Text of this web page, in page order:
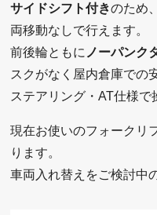
サイドシフト付きのため
両移動なしで行えます。
前後輪ともに ノーパンク
スクがなく屋内倉庫での
ステアリング・AT仕様で
現在お使いのフォークリ
ります。
車両入れ替えをご検討中